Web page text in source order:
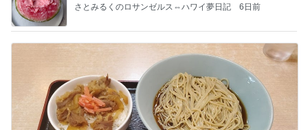
さとみるくのロサンゼルス⇔ハワイ夢日記 6日前